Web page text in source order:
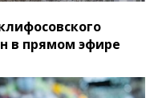
в прямом эфире